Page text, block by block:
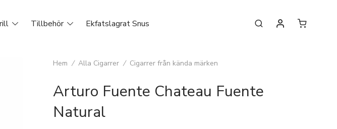
Tillbehör Ekfatslagrat Snus
Hem / Alla Cigarrer / Cigarrer från kända märken
Arturo Fuente Chateau Fuente
Natural